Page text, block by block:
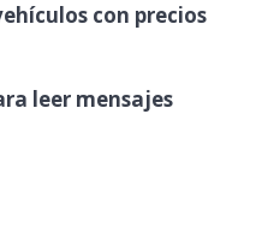
con precios
leer mensajes